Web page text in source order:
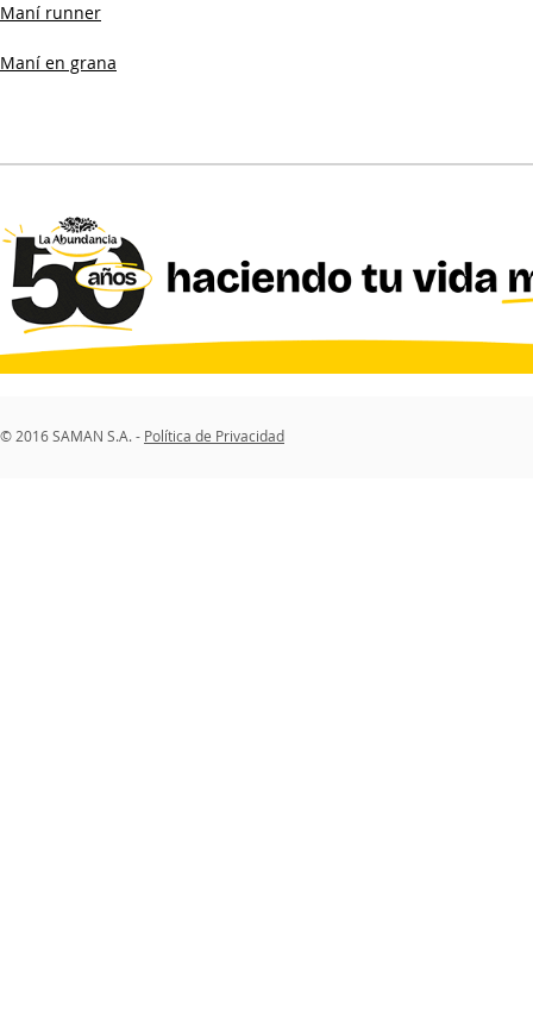
Maní runner
Maní en grana
© 2016 SAMAN S.A. - Política de Privacidad